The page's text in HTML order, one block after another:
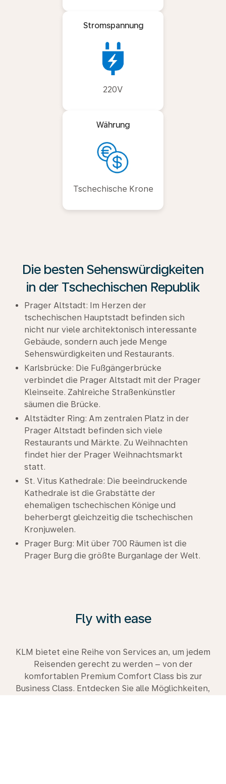
Stromspannung
220V
Währung
Tschechische Krone
Die besten Sehenswürdigkeiten
in der Tschechischen Republik
Prager Altstadt: Im Herzen der
tschechischen Hauptstadt befinden sich
nicht nur viele architektonisch interessante
Gebäude, sondern auch jede Menge
Sehenswürdigkeiten und Restaurants.
Karlsbrücke: Die Fußgängerbrücke
verbindet die Prager Altstadt mit der Prager
Kleinseite. Zahlreiche Straßenkünstler
säumen die Brücke.
Altstädter Ring: Am zentralen Platz in der
Prager Altstadt befinden sich viele
Restaurants und Märkte. Zu Weihnachten
findet hier der Prager Weihnachtsmarkt
statt.
St. Vitus Kathedrale: Die beeindruckende
Kathedrale ist die Grabstätte der
ehemaligen tschechischen Könige und
beherbergt gleichzeitig die tschechischen
Kronjuwelen.
Prager Burg: Mit über 700 Räumen ist die
Prager Burg die größte Burganlage der Welt.
Fly with ease
KLM bietet eine Reihe von Services an, um jedem
Reisenden gerecht zu werden – von der
komfortablen Premium Comfort Class bis zur
Business Class. Entdecken Sie alle Möglichkeiten,